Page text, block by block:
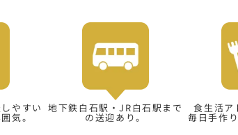
やすい
気。
地下鉄白石駅・JR白石駅まで
の送迎あり。
食生活ア
毎日手作